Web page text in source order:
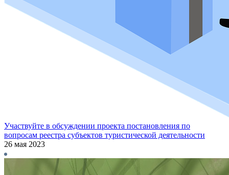
Участвуйте в обсуждении проекта постановления по
вопросам реестра субъектов туристической деятельности
26 мая 2023